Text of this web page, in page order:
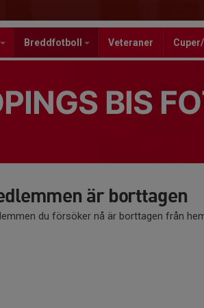
Breddfotboll Veteraner
BIS
är borttagen
du försöker nå är borttagen från